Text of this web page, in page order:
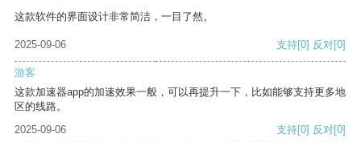
这款软件的界面设计非常简洁，一目了然。
2025-09-06 支持[0] 反对[0]
游客
这款加速器app的加速效果一般，可以再提升一下，比如能够支持更多地
区的线路。
2025-09-06
支持[0] 反对[0]